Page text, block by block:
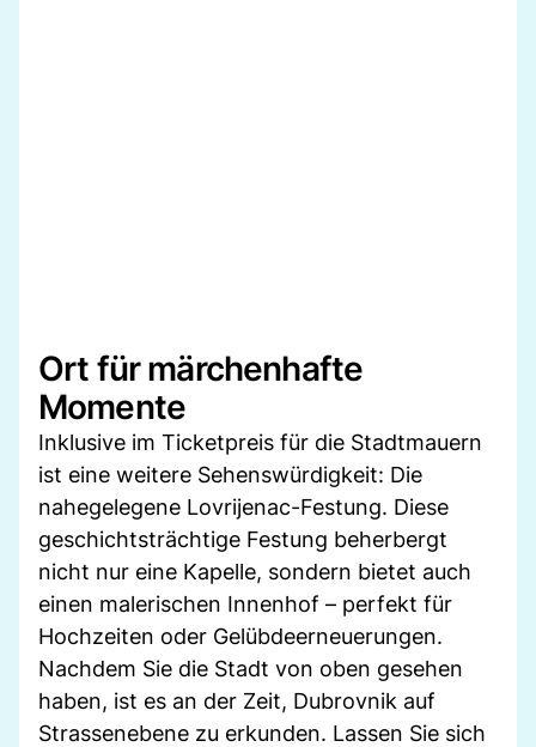
Ort für märchenhafte
Momente
Inklusive im Ticketpreis für die Stadtmauern
ist eine weitere Sehenswürdigkeit: Die
nahegelegene Lovrijenac-Festung. Diese
geschichtsträchtige Festung beherbergt
nicht nur eine Kapelle, sondern bietet auch
einen malerischen Innenhof – perfekt für
Hochzeiten oder Gelübdeerneuerungen.
Nachdem Sie die Stadt von oben gesehen
haben, ist es an der Zeit, Dubrovnik auf
Strassenebene zu erkunden. Lassen Sie sich